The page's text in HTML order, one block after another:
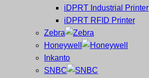
iDPRT Industrial Printer
iDPRT RFID Printer
Zebra
Honeywell
Inkanto
SNBC